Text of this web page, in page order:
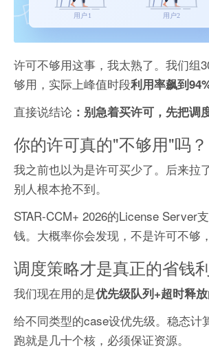
许可不够用这事，我太熟了。我们组
够用，实际上峰值时段利用率飙到
直接说结论 ：别急着买许可，先把调
你的许可真的"不够用"吗？
我之前也以为是许可买少了。后来拉
别人根本抢不到。
STAR-CCM+ 2026的License Server
钱。大概率你会发现，不是许可不够
调度策略才是真正的省钱
我们现在用的是优先级队列+超时释放
给不同类型的case设优先级。稳态
跑就是几十个核，必须保证资源。